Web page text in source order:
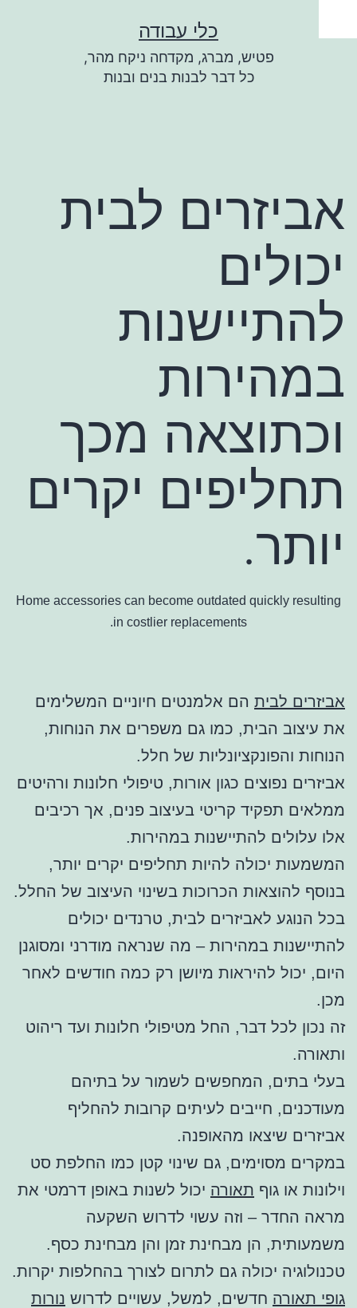
לתוכן
כלי עבודה
פטיש, מברג, מקדחה ניקח מהר,
כל דבר לבנות בנים ובנות
אביזרים לבית
יכולים
להתיישנות
במהירות
וכתוצאה מכך
תחליפים יקרים
יותר.
Home accessories can become outdated quickly resulting
in costlier replacements.
אביזרים לבית הם אלמנטים חיוניים המשלימים
את עיצוב הבית, כמו גם משפרים את הנוחות,
הנוחות והפונקציונליות של חלל.
אביזרים נפוצים כגון אורות, טיפולי חלונות ורהיטים
ממלאים תפקיד קריטי בעיצוב פנים, אך רכיבים
אלו עלולים להתיישנות במהירות.
המשמעות יכולה להיות תחליפים יקרים יותר,
בנוסף להוצאות הכרוכות בשינוי העיצוב של החלל.
בכל הנוגע לאביזרים לבית, טרנדים יכולים
להתיישנות במהירות – מה שנראה מודרני ומסוגנן
היום, יכול להיראות מיושן רק כמה חודשים לאחר
מכן.
זה נכון לכל דבר, החל מטיפולי חלונות ועד ריהוט
ותאורה.
בעלי בתים, המחפשים לשמור על בתיהם
מעודכנים, חייבים לעיתים קרובות להחליף
אביזרים שיצאו מהאופנה.
במקרים מסוימים, גם שינוי קטן כמו החלפת סט
וילונות או גוף תאורה יכול לשנות באופן דרמטי את
מראה החדר – וזה עשוי לדרוש השקעה
משמעותית, הן מבחינת זמן והן מבחינת כסף.
טכנולוגיה יכולה גם לתרום לצורך בהחלפות יקרות.
גופי תאורה חדשים, למשל, עשויים לדרוש נורות